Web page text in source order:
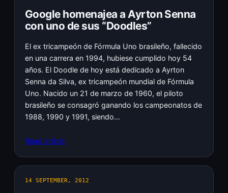
Google homenajea a Ayrton Senna
con uno de sus “Doodles”
El ex tricampeón de Fórmula Uno brasileño, fallecido
en una carrera en 1994, hubiese cumplido hoy 54
años. El Doodle de hoy está dedicado a Ayrton
Senna da Silva, ex tricampeón mundial de Fórmula
Uno. Nacido un 21 de marzo de 1960, el piloto
brasileño se consagró ganando los campeonatos de
1988, 1990 y 1991, siendo…
Read article
14 SEPTEMBER, 2012